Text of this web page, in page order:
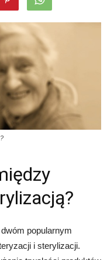
popularnym
i sterylizacji.